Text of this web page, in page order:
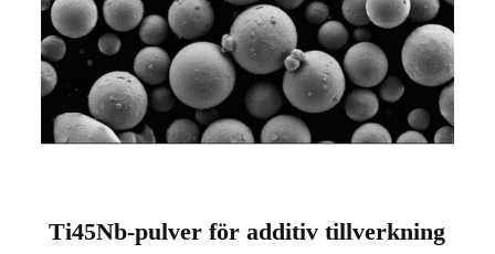
Ti45Nb-pulver för additiv tillverkning